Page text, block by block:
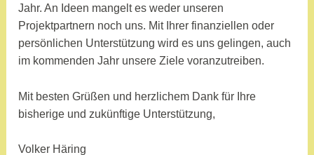
Jahr. An Ideen mangelt es weder unseren
Projektpartnern noch uns. Mit Ihrer finanziellen oder
persönlichen Unterstützung wird es uns gelingen, auch
im kommenden Jahr unsere Ziele voranzutreiben.
Mit besten Grüßen und herzlichem Dank für Ihre
bisherige und zukünftige Unterstützung,
Volker Häring